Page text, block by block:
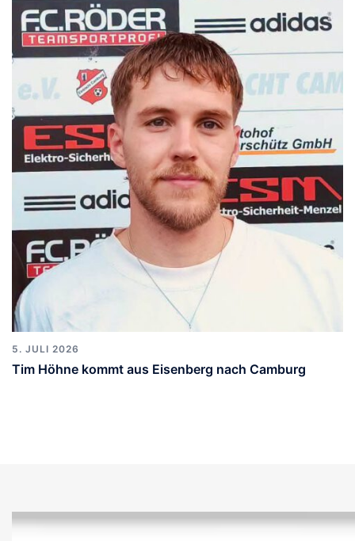
5. JULI 2026
Tim Höhne kommt aus Eisenberg nach Camburg